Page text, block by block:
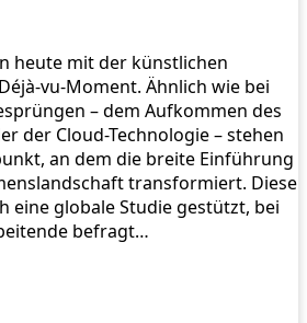
heute mit der künstlichen
vu-Moment. Ähnlich wie bei
– dem Aufkommen des
der Cloud-Technologie – stehen
an dem die breite Einführung
transformiert. Diese
eine globale Studie gestützt, bei
befragt…